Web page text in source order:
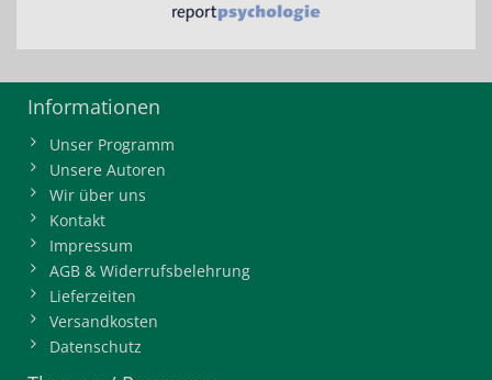
Informationen
Unser Programm
Unsere Autoren
Wir über uns
Kontakt
Impressum
AGB & Widerrufsbelehrung
Lieferzeiten
Versandkosten
Datenschutz